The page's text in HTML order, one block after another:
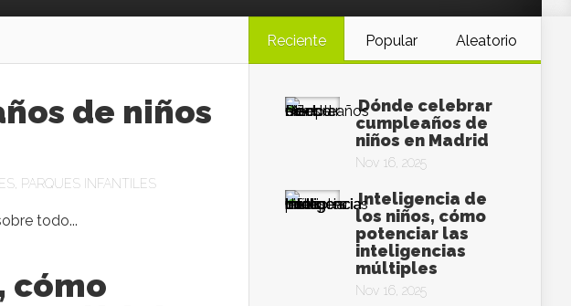
de niños
PARQUES INFANTILES
todo...
cómo
Reciente Popular Aleatorio
Dónde celebrar
cumpleaños de
niños en Madrid
Nov 16, 2025
Inteligencia de
los niños, cómo
potenciar las
inteligencias
múltiples
Nov 16, 2025